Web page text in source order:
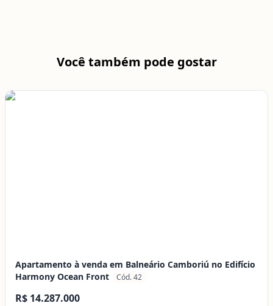
Você também pode gostar
Apartamento à venda em Balneário Camboriú no Edifício
Harmony Ocean Front
Cód. 42
R$ 14.287.000